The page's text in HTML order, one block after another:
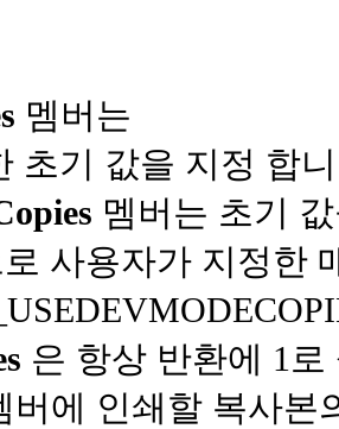
멤버는
초기 값을 지정 합
멤버는 초기
사용자가 지정한
은 항상 반환에 1
버에 인쇄할 복사본